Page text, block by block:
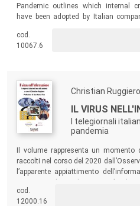
Pandemic outlines which internal
have been adopted by Italian
focus on remote working reporting
life, resources available, enablers and
cod.
10067.6
Christian Ruggiero
IL VIRUS
I telegiornali
pandemia
Il volume rappresenta un
raccolti nel corso del 2020
l’apparente appiattimento
gestione della crisi, al dibattito
dall’estero.
cod.
12000.16